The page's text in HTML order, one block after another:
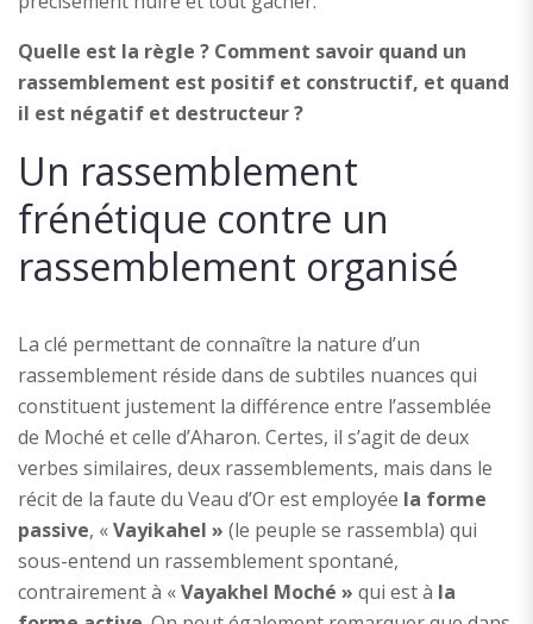
Quelle est la règle ? Comment savoir quand un
rassemblement est positif et constructif, et quand
il est négatif et destructeur ?
Un rassemblement
frénétique contre un
rassemblement organisé
La clé permettant de connaître la nature d’un
rassemblement réside dans de subtiles nuances qui
constituent justement la différence entre l’assemblée
de Moché et celle d’Aharon. Certes, il s’agit de deux
verbes similaires, deux rassemblements, mais dans le
récit de la faute du Veau d’Or est employée la forme
passive, «Vayikahel » (le peuple se rassembla) qui
sous-entend un rassemblement spontané,
contrairement à «Vayakhel Moché » qui est à la